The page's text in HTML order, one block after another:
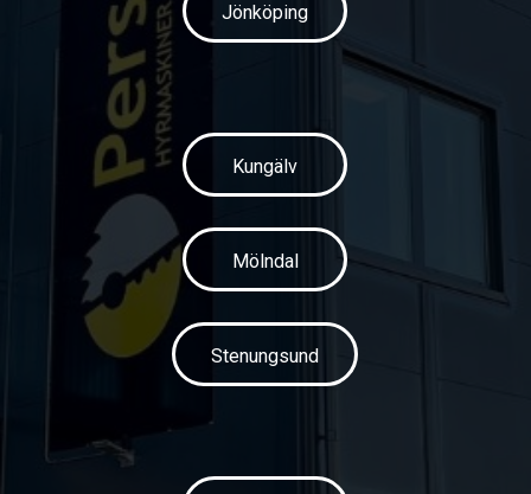
Jönköping
Kungälv
Mölndal
Stenungsund